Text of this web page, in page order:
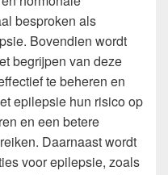
besproken als
Bovendien wordt
begrijpen van deze
te beheren en
epilepsie hun risico op
en een betere
Daarnaast wordt
voor epilepsie, zoals